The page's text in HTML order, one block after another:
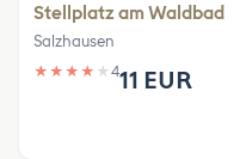
Stellplatz am Waldbad
Salzhausen
★ ★ ★ ★ ★ 411 EUR